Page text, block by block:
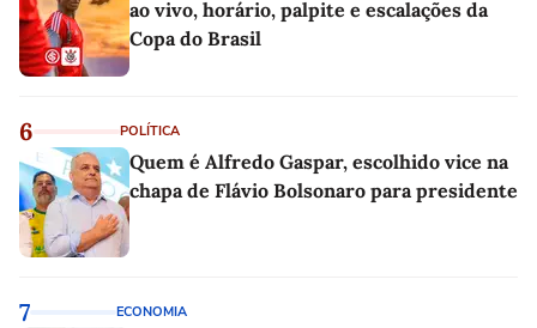
ao vivo, horário, palpite e escalações da
Copa do Brasil
6 POLÍTICA
Quem é Alfredo Gaspar, escolhido vice na
chapa de Flávio Bolsonaro para presidente
7 ECONOMIA